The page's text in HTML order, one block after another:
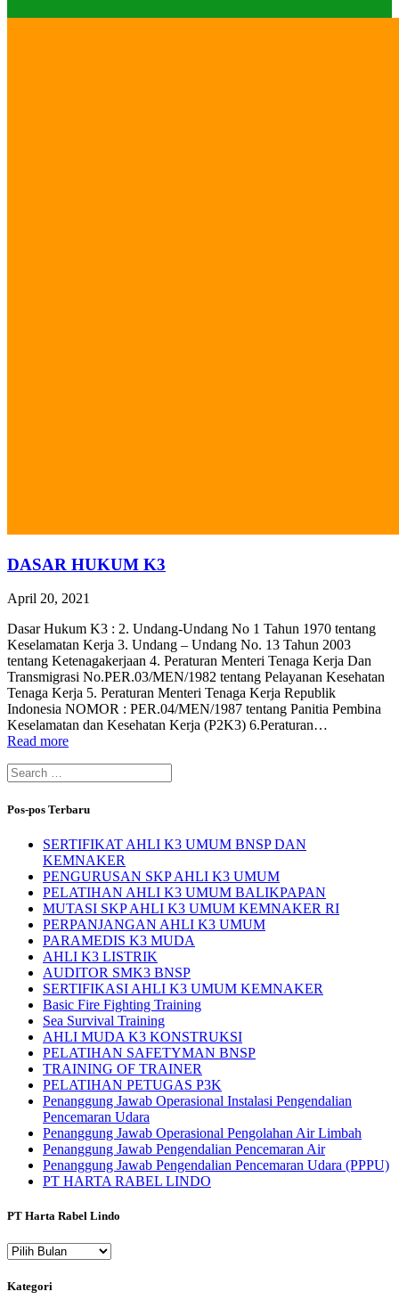
DASAR HUKUM K3
April 20, 2021
Dasar Hukum K3 : 2. Undang-Undang No 1 Tahun 1970 tentang
Keselamatan Kerja 3. Undang – Undang No. 13 Tahun 2003
tentang Ketenagakerjaan 4. Peraturan Menteri Tenaga Kerja Dan
Transmigrasi No.PER.03/MEN/1982 tentang Pelayanan Kesehatan
Tenaga Kerja 5. Peraturan Menteri Tenaga Kerja Republik
Indonesia NOMOR : PER.04/MEN/1987 tentang Panitia Pembina
Keselamatan dan Kesehatan Kerja (P2K3) 6.Peraturan…
Read more
Search
for:
Pos-pos Terbaru
SERTIFIKAT AHLI K3 UMUM BNSP DAN
KEMNAKER
PENGURUSAN SKP AHLI K3 UMUM
PELATIHAN AHLI K3 UMUM BALIKPAPAN
MUTASI SKP AHLI K3 UMUM KEMNAKER RI
PERPANJANGAN AHLI K3 UMUM
PARAMEDIS K3 MUDA
AHLI K3 LISTRIK
AUDITOR SMK3 BNSP
SERTIFIKASI AHLI K3 UMUM KEMNAKER
Basic Fire Fighting Training
Sea Survival Training
AHLI MUDA K3 KONSTRUKSI
PELATIHAN SAFETYMAN BNSP
TRAINING OF TRAINER
PELATIHAN PETUGAS P3K
Penanggung Jawab Operasional Instalasi Pengendalian
Pencemaran Udara
Penanggung Jawab Operasional Pengolahan Air Limbah
Penanggung Jawab Pengendalian Pencemaran Air
Penanggung Jawab Pengendalian Pencemaran Udara (PPPU)
PT HARTA RABEL LINDO
PT Harta Rabel Lindo
PT
Rabel
Lindo
Kategori